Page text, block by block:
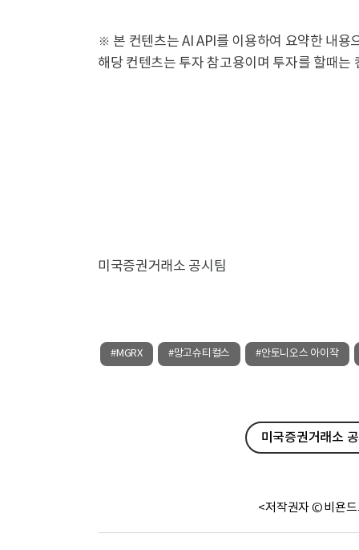
※ 본 컨텐츠는 AI API를 이용하여 요약한 내용
해당 컨텐츠는 투자 참고용이며 투자를 할때
미국증권거래소 공시팀
#MGRX #망고슈티컬스 #안토니오스 아이작
미국증권거래소
<저작권자 © 비욘드